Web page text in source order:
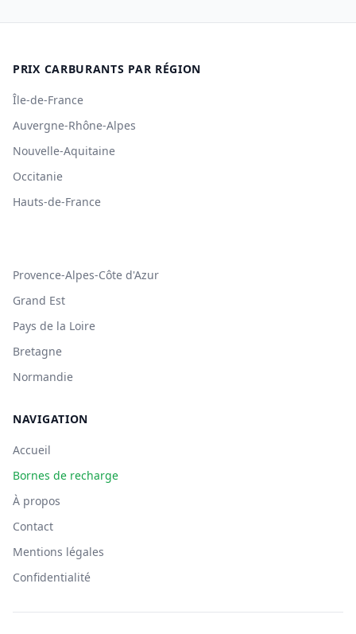
PRIX CARBURANTS PAR RÉGION
Île-de-France
Auvergne-Rhône-Alpes
Nouvelle-Aquitaine
Occitanie
Hauts-de-France
Provence-Alpes-Côte d'Azur
Grand Est
Pays de la Loire
Bretagne
Normandie
NAVIGATION
Accueil
Bornes de recharge
À propos
Contact
Mentions légales
Confidentialité